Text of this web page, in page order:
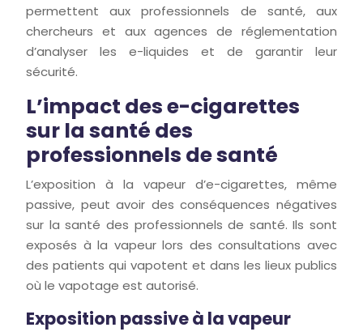
permettent aux professionnels de santé, aux
chercheurs et aux agences de réglementation
d’analyser les e-liquides et de garantir leur
sécurité.
L’impact des e-cigarettes
sur la santé des
professionnels de santé
L’exposition à la vapeur d’e-cigarettes, même
passive, peut avoir des conséquences négatives
sur la santé des professionnels de santé. Ils sont
exposés à la vapeur lors des consultations avec
des patients qui vapotent et dans les lieux publics
où le vapotage est autorisé.
Exposition passive à la vapeur